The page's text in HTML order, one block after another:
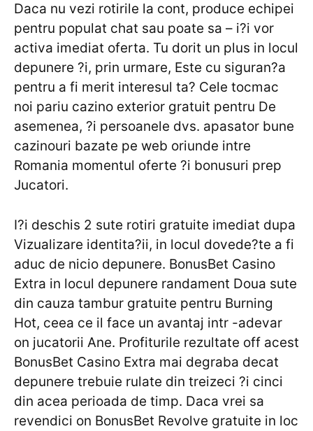
Daca nu vezi rotirile la cont, produce echipei
pentru populat chat sau poate sa – i?i vor
activa imediat oferta. Tu dorit un plus in locul
depunere ?i, prin urmare, Este cu siguran?a
pentru a fi merit interesul ta? Cele tocmac
noi pariu cazino exterior gratuit pentru De
asemenea, ?i persoanele dvs. apasator bune
cazinouri bazate pe web oriunde intre
Romania momentul oferte ?i bonusuri prep
Jucatori.
I?i deschis 2 sute rotiri gratuite imediat dupa
Vizualizare identita?ii, in locul dovede?te a fi
aduc de nicio depunere. BonusBet Casino
Extra in locul depunere randament Doua sute
din cauza tambur gratuite pentru Burning
Hot, ceea ce il face un avantaj intr -adevar
on jucatorii Ane. Profiturile rezultate off acest
BonusBet Casino Extra mai degraba decat
depunere trebuie rulate din treizeci ?i cinci
din acea perioada de timp. Daca vrei sa
revendici on BonusBet Revolve gratuite in loc